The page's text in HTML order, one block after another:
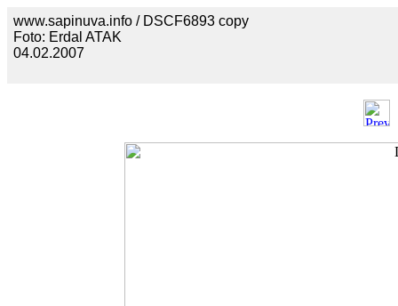
www.sapinuva.info / DSCF6893 copy
Foto: Erdal ATAK
04.02.2007